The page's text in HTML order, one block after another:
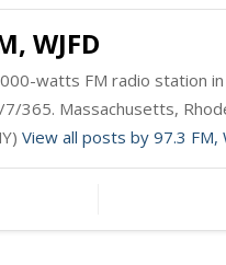
WJFD
watts FM radio station
365. Massachusetts,
View all posts by 97.3 FM,